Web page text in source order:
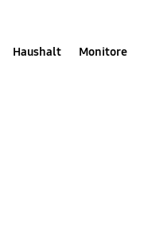
Haushalt Monitore